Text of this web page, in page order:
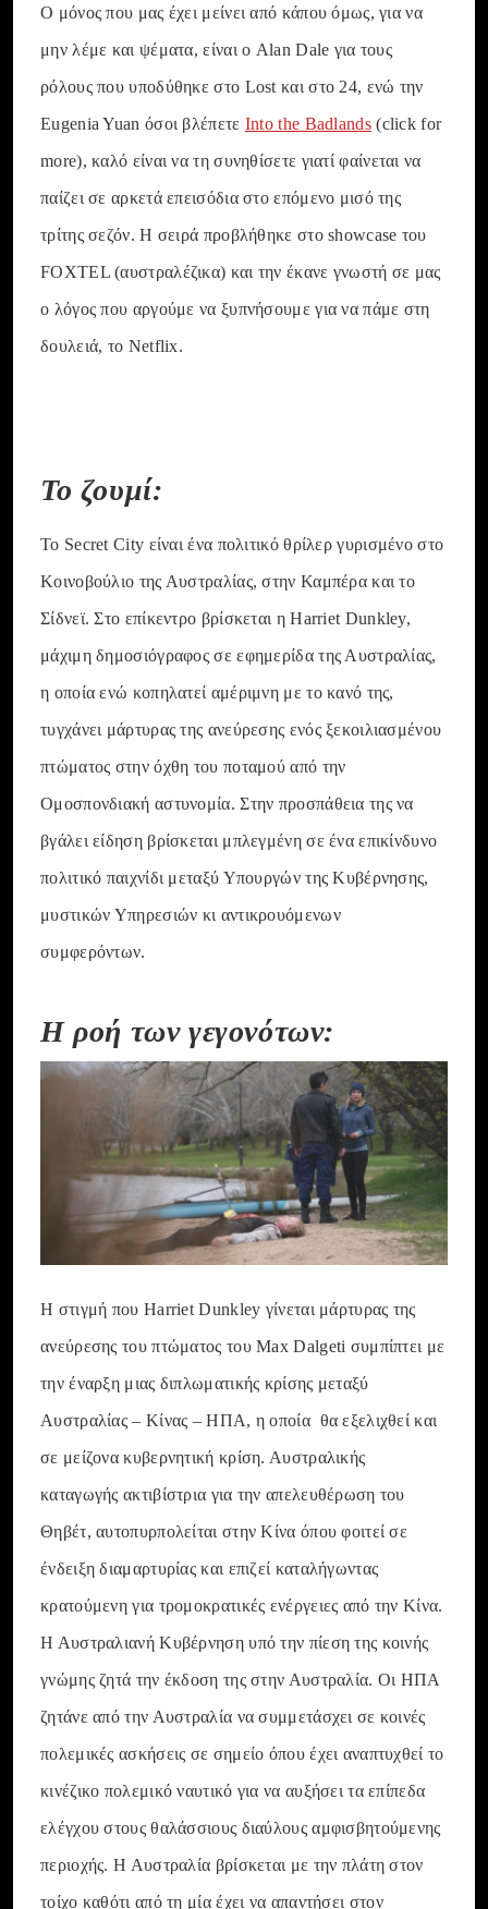
Ο μόνος που μας έχει μείνει από κάπου όμως, για να
μην λέμε και ψέματα, είναι ο Alan Dale για τους
ρόλους που υποδύθηκε στο Lost και στο 24, ενώ την
Eugenia Yuan όσοι βλέπετε Into the Badlands(click for
more), καλό είναι να τη συνηθίσετε γιατί φαίνεται να
παίζει σε αρκετά επεισόδια στο επόμενο μισό της
τρίτης σεζόν. Η σειρά προβλήθηκε στο showcase του
FOXTEL (αυστραλέζικα) και την έκανε γνωστή σε μας
ο λόγος που αργούμε να ξυπνήσουμε για να πάμε στη
δουλειά, το Netflix.
Το ζουμί:
Το Secret City είναι ένα πολιτικό θρίλερ γυρισμένο στο
Κοινοβούλιο της Αυστραλίας, στην Καμπέρα και το
Σίδνεϊ. Στο επίκεντρο βρίσκεται η Harriet Dunkley,
μάχιμη δημοσιόγραφος σε εφημερίδα της Αυστραλίας,
η οποία ενώ κοπηλατεί αμέριμνη με το κανό της,
τυγχάνει μάρτυρας της ανεύρεσης ενός ξεκοιλιασμένου
πτώματος στην όχθη του ποταμού από την
Ομοσπονδιακή αστυνομία. Στην προσπάθεια της να
βγάλει είδηση βρίσκεται μπλεγμένη σε ένα επικίνδυνο
πολιτικό παιχνίδι μεταξύ Υπουργών της Κυβέρνησης,
μυστικών Υπηρεσιών κι αντικρουόμενων
συμφερόντων.
Η ροή των γεγονότων:
Η στιγμή που Harriet Dunkley γίνεται μάρτυρας της
ανεύρεσης του πτώματος του Max Dalgeti συμπίπτει με
την έναρξη μιας διπλωματικής κρίσης μεταξύ
Αυστραλίας – Κίνας – ΗΠΑ, η οποία θα εξελιχθεί και
σε μείζονα κυβερνητική κρίση. Αυστραλικής
καταγωγής ακτιβίστρια για την απελευθέρωση του
Θηβέτ, αυτοπυρπολείται στην Κίνα όπου φοιτεί σε
ένδειξη διαμαρτυρίας και επιζεί καταλήγωντας
κρατούμενη για τρομοκρατικές ενέργειες από την Κίνα.
Η Αυστραλιανή Κυβέρνηση υπό την πίεση της κοινής
γνώμης ζητά την έκδοση της στην Αυστραλία. Οι ΗΠΑ
ζητάνε από την Αυστραλία να συμμετάσχει σε κοινές
πολεμικές ασκήσεις σε σημείο όπου έχει αναπτυχθεί το
κινέζικο πολεμικό ναυτικό για να αυξήσει τα επίπεδα
ελέγχου στους θαλάσσιους διαύλους αμφισβητούμενης
περιοχής. Η Αυστραλία βρίσκεται με την πλάτη στον
τοίχο καθότι από τη μία έχει να απαντήσει στον